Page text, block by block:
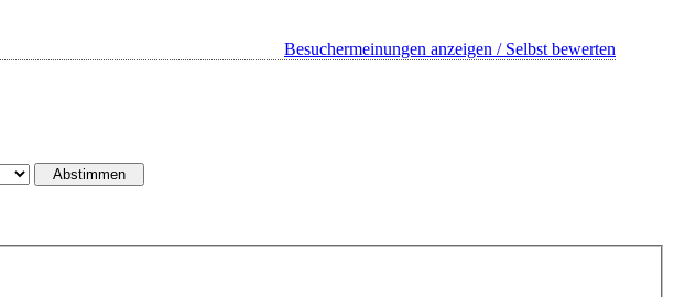
Besuchermeinungen anzeigen / Selbst bewerten